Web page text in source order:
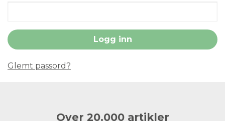
Glemt passord?
Over 20.000 artikler